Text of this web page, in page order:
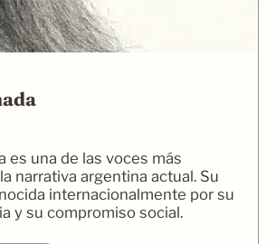
es una de las voces más
narrativa argentina actual. Su
internacionalmente por su
y su compromiso social.